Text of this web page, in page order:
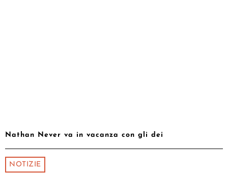
Nathan Never va in vacanza con gli dei
NOTIZIE